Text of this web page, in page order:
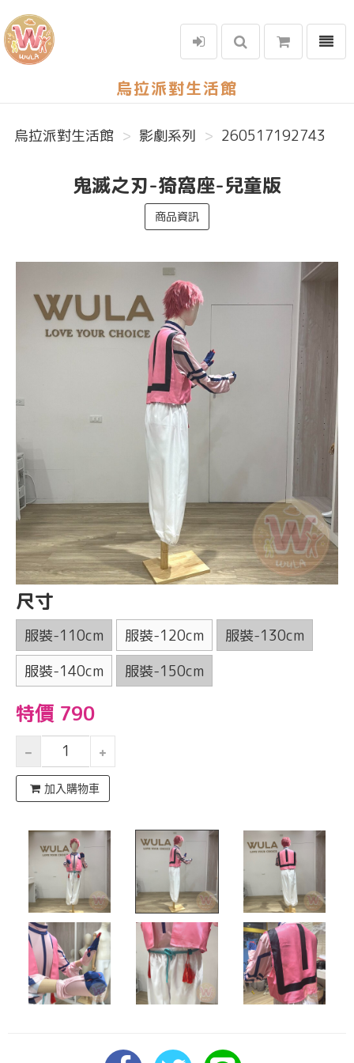
烏拉派對生活館
選單
烏拉派對生活館 影劇系列 260517192743
鬼滅之刃-猗窩座-兒童版
商品資訊
尺寸
服裝-110cm 服裝-120cm
服裝-130cm
服裝-140cm
服裝-150cm
特價 790
加入購物車